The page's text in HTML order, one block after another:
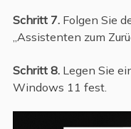
Schritt 7.Folgen Sie
„Assistenten zum
Schritt 8.Legen Sie
Windows 11 fest.